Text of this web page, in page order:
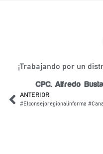
¡Trabajando por un
CPC. Alfredo
ANTERIOR
#Elconsejoregionalinforma